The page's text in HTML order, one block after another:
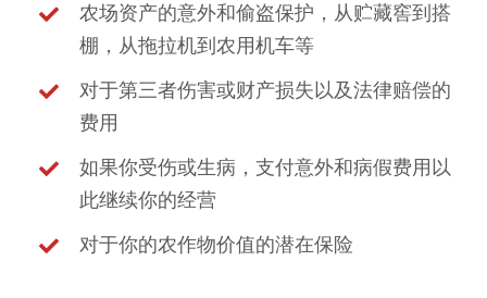
农场资产的意外和偷盗保护，从贮藏窖到搭
棚，从拖拉机到农用机车等
对于第三者伤害或财产损失以及法律赔偿的
费用
如果你受伤或生病，支付意外和病假费用以
此继续你的经营
对于你的农作物价值的潜在保险